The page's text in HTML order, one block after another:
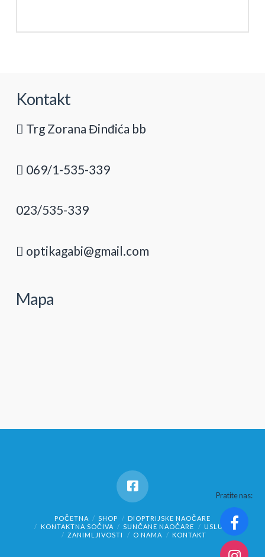
Kontakt
Trg Zorana Đinđića bb
069/1-535-339
023/535-339
optikagabi@gmail.com
Mapa
POČETNA SHOP
DIOPTRIJSKE NAOČARE
KONTAKTNA SOČIVA
SUNČANE NAOČARE
USLUGE
ZANIMLJIVOSTI
O NAMA KONTAKT
Pratite nas: